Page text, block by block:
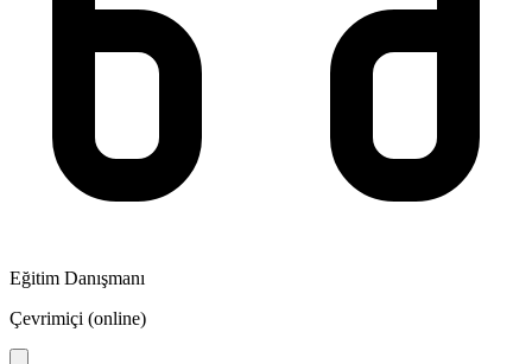
Eğitim Danışmanı
Çevrimiçi (online)